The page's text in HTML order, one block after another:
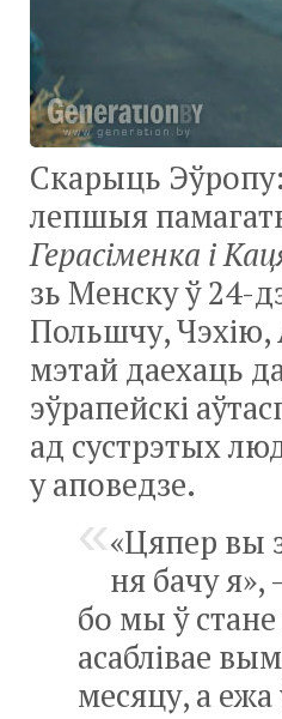
Скарыць
лепшыя
Герасіменка і
зь Менску ў24-
Польшчу,
мэтай даехаць
эўрапейскі
ад сустрэтых
у аповедзе.
«Цяпер вы
ня бачу
бо мы ў
асаблівае
месяцу, а